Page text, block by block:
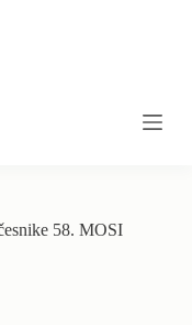
58. MOSI